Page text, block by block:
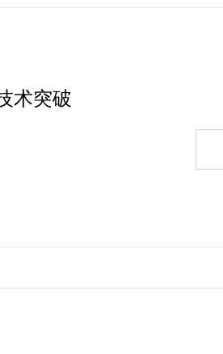
术突破